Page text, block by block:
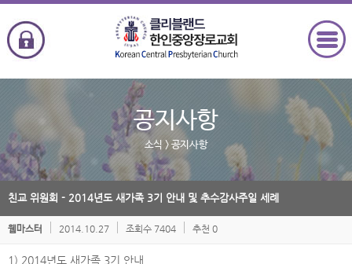
공지사항
소식 > 공지사항
친교 위원회 - 2014년도 새가족 3기 안내 및 추수감사주일 세례
웹마스터 2014.10.27 조회수 7404 추천 0
1) 2014년도 새가족 3기 안내